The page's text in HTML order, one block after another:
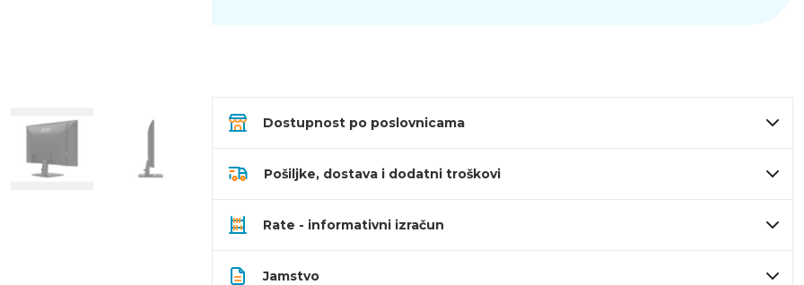
Dostupnost po poslovnicama
Pošiljke, dostava i dodatni troškovi
Rate - informativni izračun
Jamstvo